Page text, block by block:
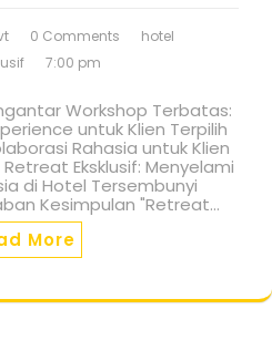
0 Comments
hotel
7:00 pm
Workshop Terbatas:
untuk Klien Terpilih
Rahasia untuk Klien
Eksklusif: Menyelami
di Hotel Tersembunyi
Kesimpulan "Retreat…
More